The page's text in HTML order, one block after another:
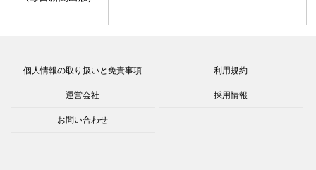
個人情報の取り扱いと免責事項 利用規約
運営会社 採用情報
お問い合わせ